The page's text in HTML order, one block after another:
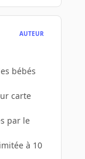
AUTEUR
bébés
carte
par le
à 10